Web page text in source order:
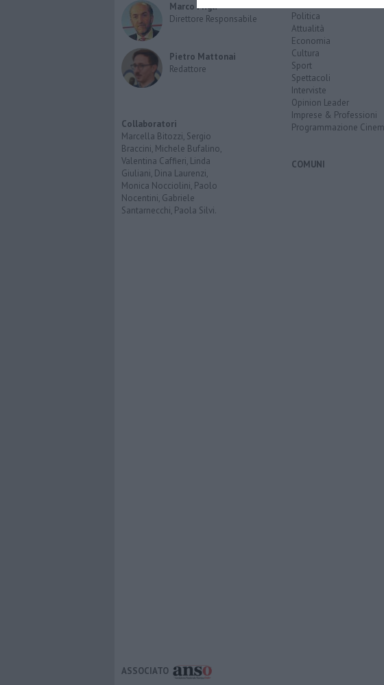
Marco Migli
Direttore Responsabile
Pietro Mattonai
Redattore
Collaboratori
Marcella Bitozzi, Sergio
Braccini, Michele Bufalino,
Valentina Caffieri, Linda
Giuliani, Dina Laurenzi,
Monica Nocciolini, Paolo
Nocentini, Gabriele
Santarnecchi, Paola Silvi.
Politica
Attualità
Economia
Cultura
Sport
Spettacoli
Interviste
Opinion Leader
Imprese & Professioni
Programmazione
COMUNI
ASSOCIATO